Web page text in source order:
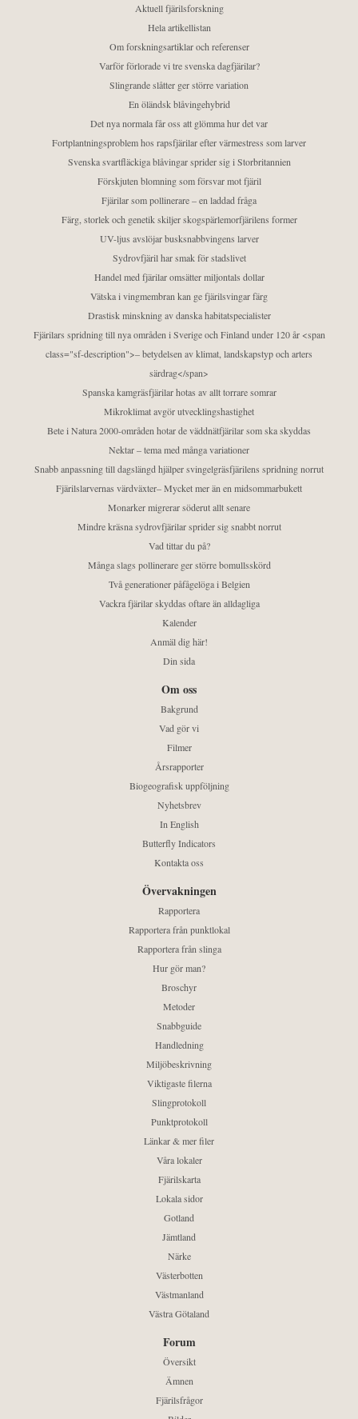
Aktuell fjärilsforskning
Hela artikellistan
Om forskningsartiklar och referenser
Varför förlorade vi tre svenska dagfjärilar?
Slingrande slåtter ger större variation
En öländsk blåvingehybrid
Det nya normala får oss att glömma hur det var
Fortplantningsproblem hos rapsfjärilar efter värmestress som larver
Svenska svartfläckiga blåvingar sprider sig i Storbritannien
Förskjuten blomning som försvar mot fjäril
Fjärilar som pollinerare – en laddad fråga
Färg, storlek och genetik skiljer skogspärlemorfjärilens former
UV-ljus avslöjar busksnabbvingens larver
Sydrovfjäril har smak för stadslivet
Handel med fjärilar omsätter miljontals dollar
Vätska i vingmembran kan ge fjärilsvingar färg
Drastisk minskning av danska habitatspecialister
Fjärilars spridning till nya områden i Sverige och Finland under 120 år <span
class="sf-description">– betydelsen av klimat, landskapstyp och arters
särdrag</span>
Spanska kamgräsfjärilar hotas av allt torrare somrar
Mikroklimat avgör utvecklingshastighet
Bete i Natura 2000-områden hotar de väddnätfjärilar som ska skyddas
Nektar – tema med många variationer
Snabb anpassning till dagslängd hjälper svingelgräsfjärilens spridning norrut
Fjärilslarvernas värdväxter– Mycket mer än en midsommarbukett
Monarker migrerar söderut allt senare
Mindre kräsna sydrovfjärilar sprider sig snabbt norrut
Vad tittar du på?
Många slags pollinerare ger större bomullsskörd
Två generationer påfågelöga i Belgien
Vackra fjärilar skyddas oftare än alldagliga
Kalender
Anmäl dig här!
Din sida
Om oss
Bakgrund
Vad gör vi
Filmer
Årsrapporter
Biogeografisk uppföljning
Nyhetsbrev
In English
Butterfly Indicators
Kontakta oss
Övervakningen
Rapportera
Rapportera från punktlokal
Rapportera från slinga
Hur gör man?
Broschyr
Metoder
Snabbguide
Handledning
Miljöbeskrivning
Viktigaste filerna
Slingprotokoll
Punktprotokoll
Länkar & mer filer
Våra lokaler
Fjärilskarta
Lokala sidor
Gotland
Jämtland
Närke
Västerbotten
Västmanland
Västra Götaland
Forum
Översikt
Ämnen
Fjärilsfrågor